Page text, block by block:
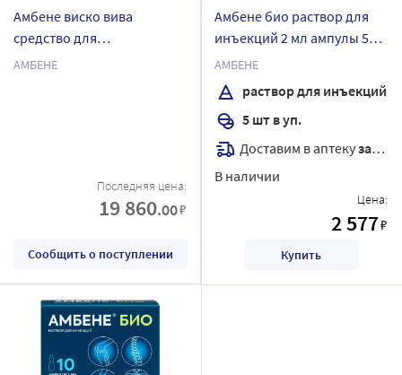
Амбене виско вива
средство для
внутрисуставного
АМБЕНЕ
Последняя цена:
19 860.00₽
Сообщить о поступлении
Амбене био раствор для
инъекций 2 мл ампулы 5
шт.
АМБЕНЕ
раствор для инъекций
5 шт в уп.
Доставим в аптекузавтра
В наличии
Цена:
2 577₽
Купить